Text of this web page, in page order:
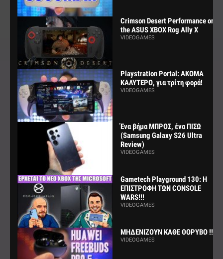
Crimson Desert Performance on
the ASUS XBOX Rog Ally X
VIDEOGAMES
Playstration Portal: ΑΚΟΜΑ
ΚΑΛΥΤΕΡΟ, για τρίτη φορά!
VIDEOGAMES
Ένα βήμα ΜΠΡΟΣ, ένα ΠΙΣΩ
(Samsung Galaxy S26 Ultra
Review)
VIDEOGAMES
Gametech Playground 130: Η
ΕΠΙΣΤΡΟΦΗ ΤΩΝ CONSOLE
WARS!!!
VIDEOGAMES
ΜΗΔΕΝΙΖΟΥΝ ΚΑΘΕ ΘΟΡΥΒΟ !!!
VIDEOGAMES